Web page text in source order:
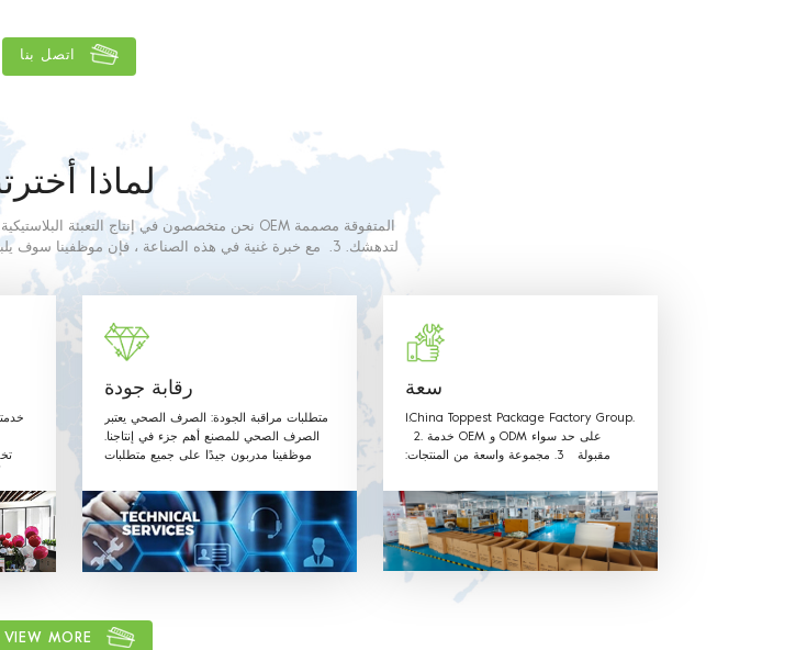
اتصل بنا
لماذا
البلاستيك الغذائي الصف. المواد المستخدمة وطرق الإنتاج مع
رقابة جودة
متطلبات مراقبة الجودة: الصرف الصحي يعتبر
الصرف الصحي للمصنع أهم جزء في إنتاجنا.
موظفينا مدربون جيدًا على جميع متطلبات
سعة
1.China Toppest Package Factory Group.
2. خدمة OEM و ODM على حد سواء
مقبولة 3. مجموعة واسعة من المنتجات:
بلاستيك PET ، صينية ، غلاف وحقيبة من
البلاستيك الملفوف للحفاظ على نضارة.
سوشي ، كيك ، بسكويت ، سلطة وعلبة
بلاستيك لتغليف أغذية أخرى ، صينية ، غلاف
وحقيبة لفافة بلاستيكية ، شراء وقفة واحدة
4. المواد المختلفة المتاحة: يمكن أن تكون
VIEW MORE